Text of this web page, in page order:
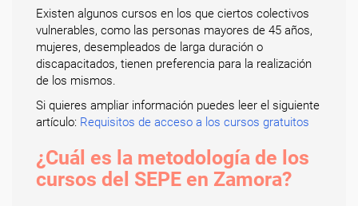
Existen algunos cursos en los que ciertos colectivos
vulnerables, como las personas mayores de 45 años,
mujeres, desempleados de larga duración o
discapacitados, tienen preferencia para la realización
de los mismos.
Si quieres ampliar información puedes leer el siguiente
artículo: Requisitos de acceso a los cursos gratuitos
¿Cuál es la metodología de los
cursos del SEPE en Zamora?